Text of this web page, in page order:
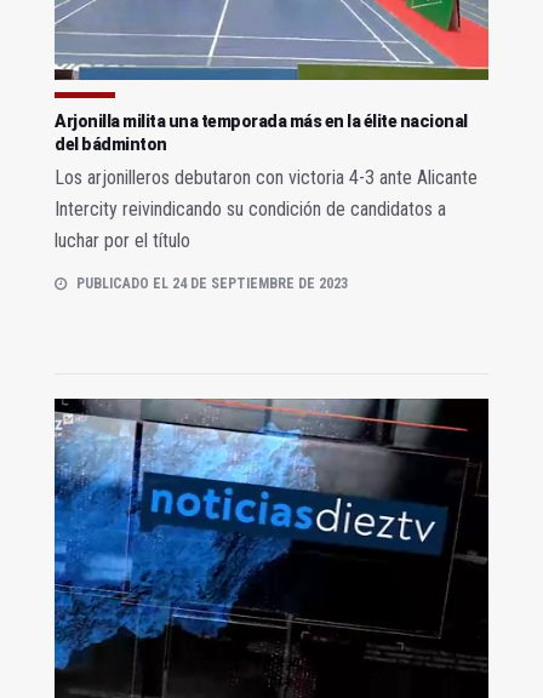
Arjonilla milita una temporada más en la élite nacional
del bádminton
Los arjonilleros debutaron con victoria 4-3 ante Alicante
Intercity reivindicando su condición de candidatos a
luchar por el título
PUBLICADO EL 24 DE SEPTIEMBRE DE 2023